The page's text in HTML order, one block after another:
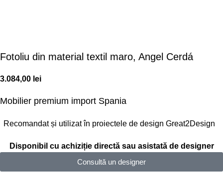
Fotoliu din material textil maro, Angel Cerdá
3.084,00 lei
Mobilier premium import Spania
Recomandat și utilizat în proiectele de design Great2Design
Disponibil cu achiziție directă sau asistată de designer
Consultă un designer